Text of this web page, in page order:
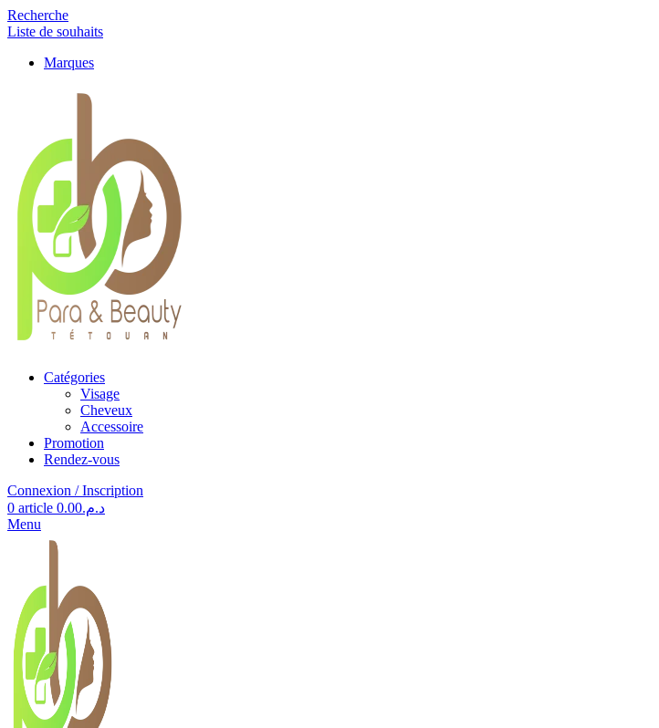
Recherche
Liste de souhaits
Marques
Catégories
Visage
Cheveux
Accessoire
Promotion
Rendez-vous
Connexion / Inscription
0 article د.م.0.00
Menu